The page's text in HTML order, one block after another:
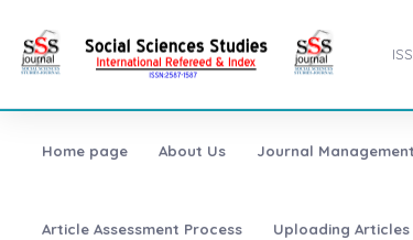
Home page About Us Journal
Article Assessment Process Uploading